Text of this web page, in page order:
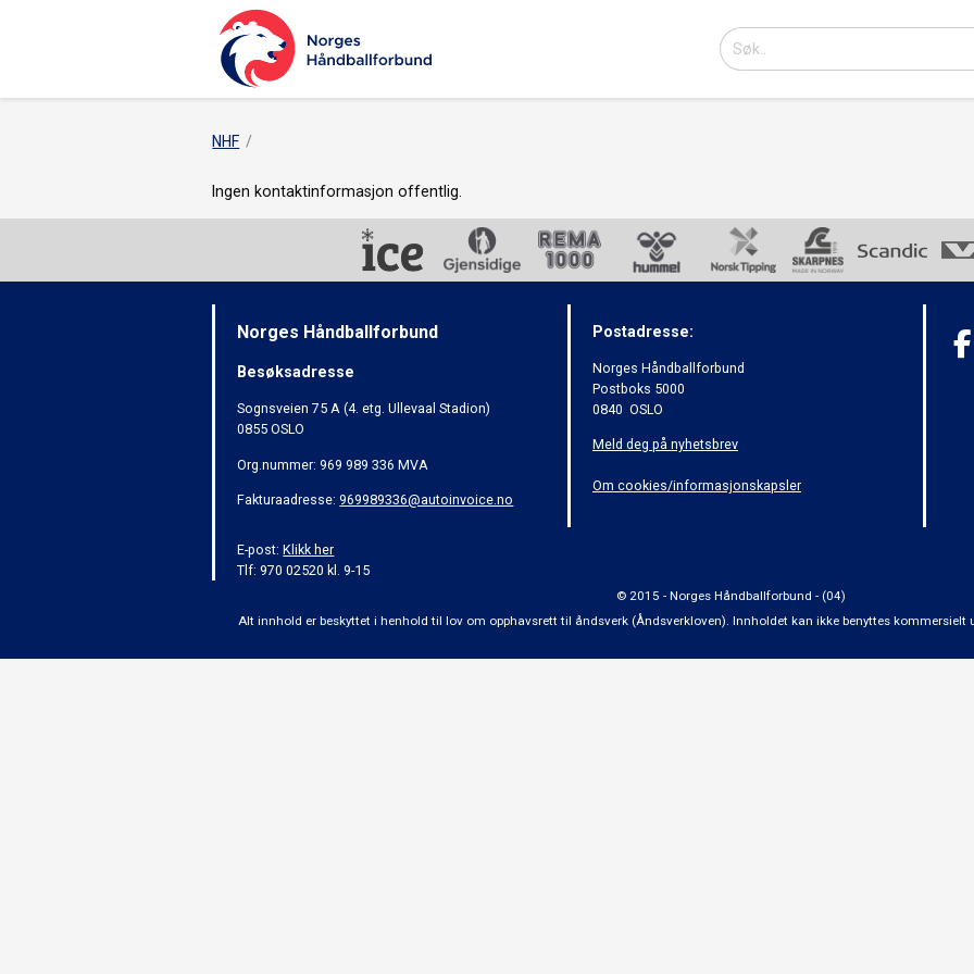
NHF
Ingen kontaktinformasjon offentlig.
Norges Håndballforbund
Besøksadresse
Sognsveien 75 A (4. etg. Ullevaal Stadion)
0855 OSLO
Org.nummer: 969 989 336 MVA
Fakturaadresse:969989336@autoinvoice.no
E-post:Klikk her
Tlf: 970 02520 kl. 9-15
Postadresse:
Norges Håndballforbund
Postboks 5000
0840 OSLO
Meld deg på nyhetsbrev
Om cookies/informasjonskapsler
© 2015 - Norges Håndballforbund - (04)
Alt innhold er beskyttet i henhold til lov om opphavsrett til åndsverk (Åndsverkloven). Innholdet kan ikke benyttes kommersielt